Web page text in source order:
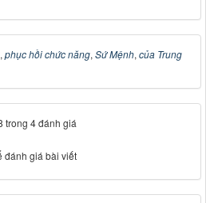
, phục hồi chức năng, Sứ Mệnh, của Trung
trong 4 đánh giá
đánh giá bài viết